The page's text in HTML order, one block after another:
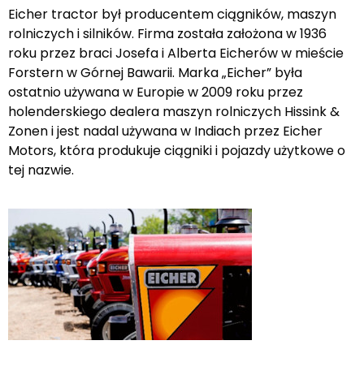
Eicher tractor był producentem ciągników, maszyn
rolniczych i silników. Firma została założona w 1936
roku przez braci Josefa i Alberta Eicherów w mieście
Forstern w Górnej Bawarii. Marka „Eicher” była
ostatnio używana w Europie w 2009 roku przez
holenderskiego dealera maszyn rolniczych Hissink &
Zonen i jest nadal używana w Indiach przez Eicher
Motors, która produkuje ciągniki i pojazdy użytkowe o
tej nazwie.